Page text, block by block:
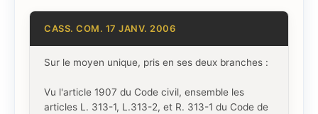
CASS. COM. 17 JANV. 2006
Sur le moyen unique, pris en ses deux branches :
Vu l'article 1907 du Code civil, ensemble les
articles L. 313-1, L.313-2, et R. 313-1 du Code de